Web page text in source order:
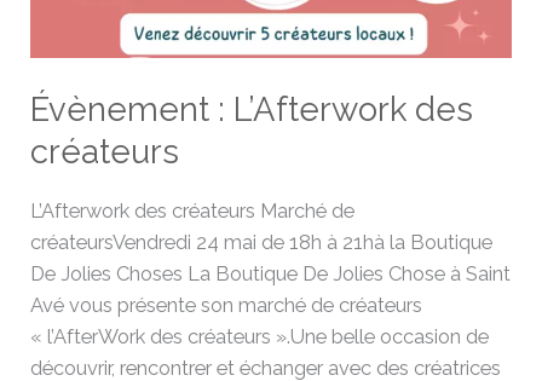
Évènement : L’Afterwork des
créateurs
L’Afterwork des créateurs Marché de
créateursVendredi 24 mai de 18h à 21hà la Boutique
De Jolies Choses La Boutique De Jolies Chose à Saint
Avé vous présente son marché de créateurs
« l’AfterWork des créateurs ».Une belle occasion de
découvrir, rencontrer et échanger avec des créatrices